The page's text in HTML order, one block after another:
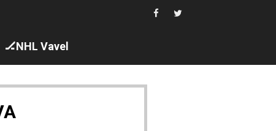
los protagonistas. Ángela Martínez fue 5ª en 10km
en plataforma. 5 orazos para Chiara Pellacani,
🏒NHL Vavel